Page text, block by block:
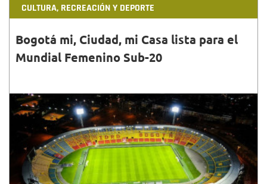
CULTURA, RECREACIÓN Y DEPORTE
Bogotá mi, Ciudad, mi Casa lista para el
Mundial Femenino Sub-20
31•AGO•2024
Este sábado El Campín recibió el juego inaugural
entre Camerún y México a partir de las 3:00 p. m. Así
como el debut de Colombia frente a Australia.